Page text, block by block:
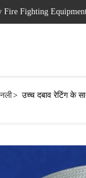
Fire Fighting
> उच्च दबाव रेटिंग के